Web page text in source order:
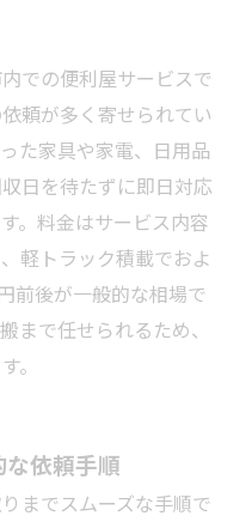
での便利屋サービスで
頼が多く寄せられてい
た家具や家電、日用品
日を待たずに即日対応
。料金はサービス内容
軽トラック積載でおよ
前後が一般的な相場で
まで任せられるため、
。
依頼手順
までスムーズな手順で